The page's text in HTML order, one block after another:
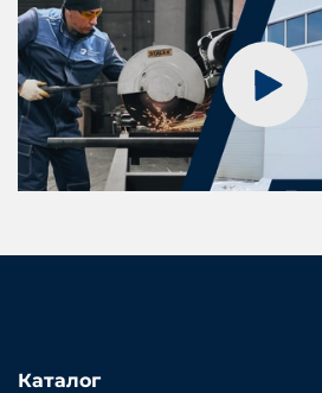
Каталог